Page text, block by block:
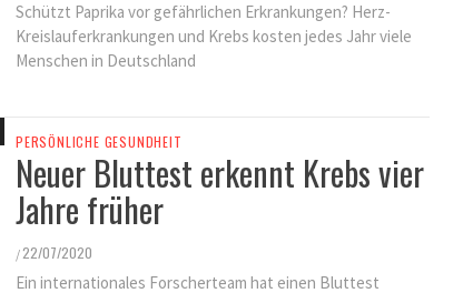
Schützt Paprika vor gefährlichen Erkrankungen? Herz-
Kreislauferkrankungen und Krebs kosten jedes Jahr viele
Menschen in Deutschland
PERSÖNLICHE GESUNDHEIT
Neuer Bluttest erkennt Krebs vier
Jahre früher
/ 22/07/2020
Ein internationales Forscherteam hat einen Bluttest